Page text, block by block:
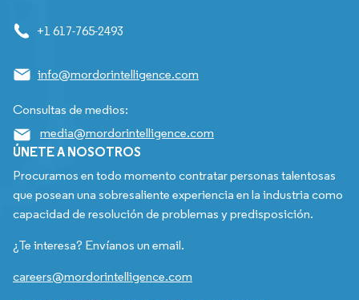
+1 617-765-2493
info@mordorintelligence.com
Consultas de medios:
media@mordorintelligence.com
ÚNETE A NOSOTROS
Procuramos en todo momento contratar personas talentosas
que posean una sobresaliente experiencia en la industria como
capacidad de resolución de problemas y predisposición.
¿Te interesa? Envíanos un email.
careers@mordorintelligence.com